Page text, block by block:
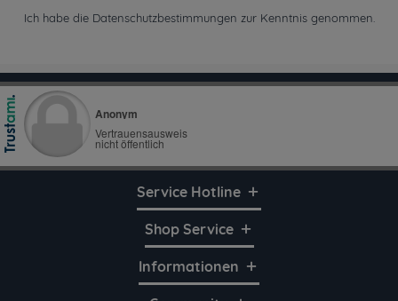
Ich habe die Datenschutzbestimmungen zur Kenntnis genommen.
Service Hotline
Shop Service
Informationen